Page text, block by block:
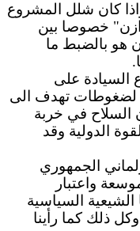
كان شلل المشروع
خصوصا بين
هو بالضبط ما
السيادة على
لضغوطات تهدف الى
تبعت انفجار مخزن السلاح في خربة
الدولية وقد
الجمهوري
واعتبار
الشيعية السياسية
ذلك كما رأينا